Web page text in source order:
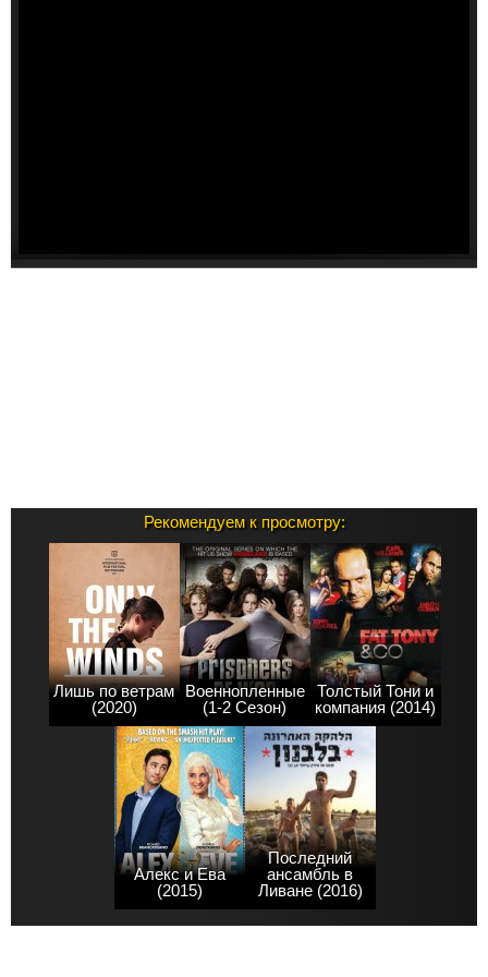
Рекомендуем к просмотру:
Лишь по ветрам
(2020)
Военнопленные
(1-2 Сезон)
Толстый Тони и
компания (2014)
Алекс и Ева
(2015)
Последний
ансамбль в
Ливане (2016)